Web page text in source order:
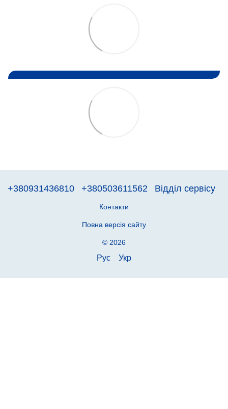
+380931436810 +380503611562 Відділ сервісу
Контакти
Повна версія сайту
© 2026
Рус Укр